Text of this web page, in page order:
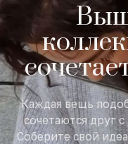
Каждая вещь
сочетаются друг
Соберите свой